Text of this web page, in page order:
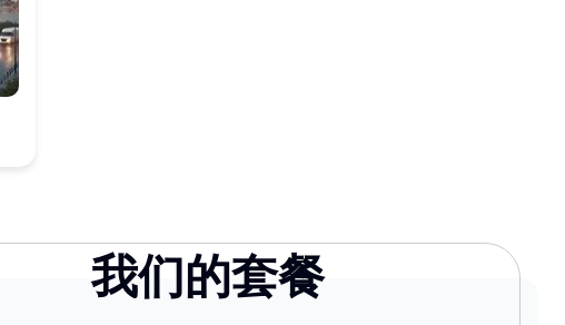
我们的套餐